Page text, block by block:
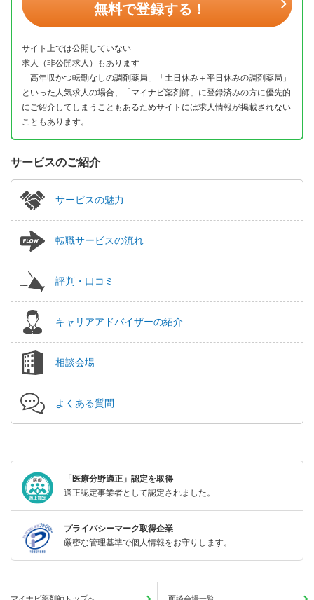
無料で登録する！
サイト上では公開していない
求人（非公開求人）もあります
「高年収かつ転勤なしの調剤薬局」「土日休み＋平日休みの調剤薬局」
といった人気求人の場合、「マイナビ薬剤師」に登録済みの方に優先的
にご紹介してしまうこともあるためサイトには求人情報が掲載されない
こともあります。
サービスのご紹介
サービスの魅力
転職サービスの流れ
評判・口コミ
キャリアアドバイザーの紹介
相談会場
よくある質問
「医療分野適正」認定を取得
適正認定事業者として認定されました。
プライバシーマーク取得企業
厳密な管理基準で個人情報をお守りします。
マイナビ薬剤師トップへ 面談会場一覧